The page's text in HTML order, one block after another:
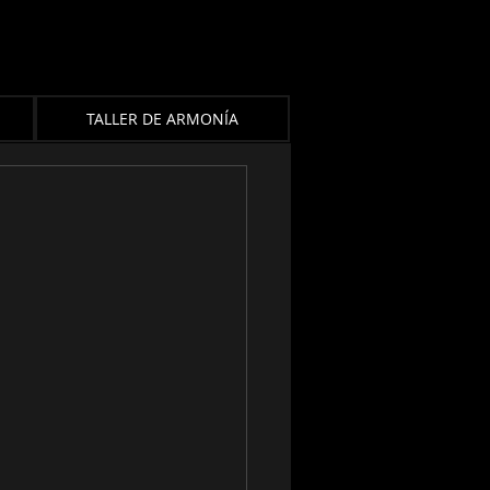
TALLER DE ARMONÍA